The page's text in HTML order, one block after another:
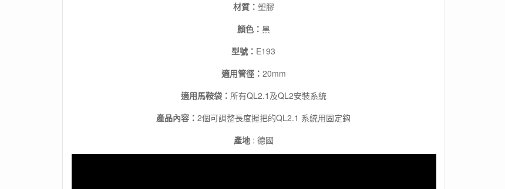
材質： 塑膠
顏色： 黑
型號： E193
適用管徑： 20mm
適用馬鞍袋： 所有QL2.1及QL2安裝系統
產品內容：2個可調整長度握把的QL2.1 系統用固定鈎
產地: 德國